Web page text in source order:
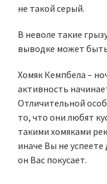
не такой серый.
В неволе такие
выводке может
Хомяк Кемпбела –
активность
Отличительной
то, что они любят
такими хомяками
иначе Вы не
он Вас покусает.